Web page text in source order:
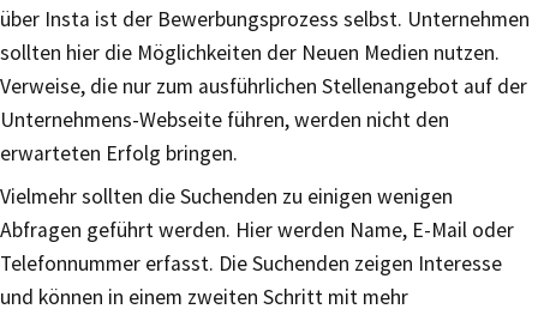
über Insta ist der Bewerbungsprozess selbst. Unternehmen
sollten hier die Möglichkeiten der Neuen Medien nutzen.
Verweise, die nur zum ausführlichen Stellenangebot auf der
Unternehmens-Webseite führen, werden nicht den
erwarteten Erfolg bringen.
Vielmehr sollten die Suchenden zu einigen wenigen
Abfragen geführt werden. Hier werden Name, E-Mail oder
Telefonnummer erfasst. Die Suchenden zeigen Interesse
und können in einem zweiten Schritt mit mehr